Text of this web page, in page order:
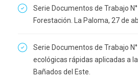
Serie Documentos de Trabajo
Forestación. La Paloma, 27 de
Serie Documentos de Trabajo
ecológicas rápidas aplicadas a
Bañados del Este.